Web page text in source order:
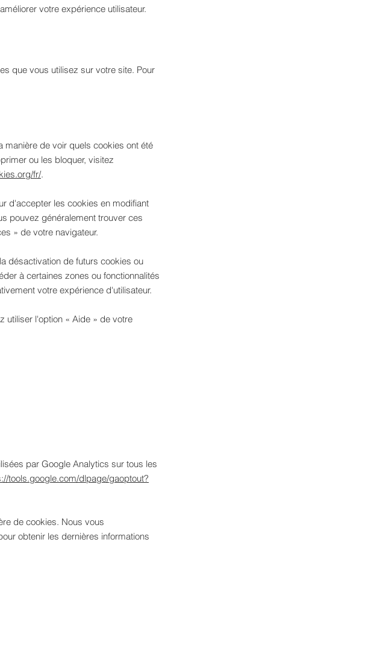
votre expérience utilisateur.
que vous utilisez sur votre site. Pour
manière de voir quels cookies ont été
ou les bloquer, visitez
fr/.
d'accepter les cookies en modifiant
pouvez généralement trouver ces
» de votre navigateur.
désactivation de futurs cookies ou
à certaines zones ou fonctionnalités
votre expérience d'utilisateur.
utiliser l'option « Aide » de votre
par Google Analytics sur tous les
tools.google.com/dlpage/gaoptout?
de cookies. Nous vous
obtenir les dernières informations